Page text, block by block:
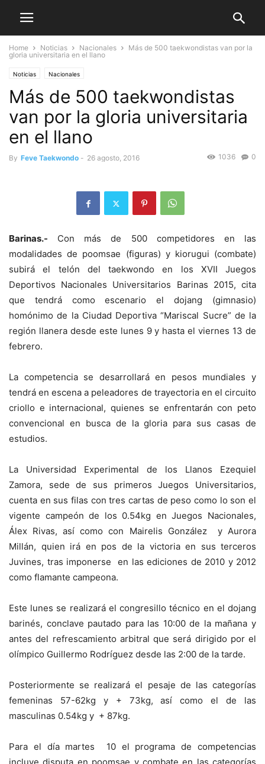
Home Noticias Nacionales
Más de 500 taekwondistas van por la
gloria universitaria en el llano
Noticias Nacionales
Más de 500 taekwondistas
van por la gloria universitaria
en el llano
By Feve Taekwondo - 26 agosto, 2016 0
1036
Barinas.- Con más de 500 competidores en las
modalidades de poomsae (figuras) y kiorugui (combate)
subirá el telón del taekwondo en los XVII Juegos
Deportivos Nacionales Universitarios Barinas 2015, cita
que tendrá como escenario el dojang (gimnasio)
homónimo de la Ciudad Deportiva “Mariscal Sucre” de la
región llanera desde este lunes 9 y hasta el viernes 13 de
febrero.
La competencia se desarrollará en pesos mundiales y
tendrá en escena a peleadores de trayectoria en el circuito
criollo e internacional, quienes se enfrentarán con peto
convencional en busca de la gloria para sus casas de
estudios.
La Universidad Experimental de los Llanos Ezequiel
Zamora, sede de sus primeros Juegos Universitarios,
cuenta en sus filas con tres cartas de peso como lo son el
vigente campeón de los 0.54kg en Juegos Nacionales,
Álex Rivas, así como con Mairelis González y Aurora
Millán, quien irá en pos de la victoria en sus terceros
Juvines, tras imponerse en las ediciones de 2010 y 2012
como flamante campeona.
Este lunes se realizará el congresillo técnico en el dojang
barinés, conclave pautado para las 10:00 de la mañana y
antes del refrescamiento arbitral que será dirigido por el
olímpico Guillermo Rodríguez desde las 2:00 de la tarde.
Posteriormente se realizará el pesaje de las categorías
femeninas 57-62kg y + 73kg, así como el de las
masculinas 0.54kg y + 87kg.
Para el día martes 10 el programa de competencias